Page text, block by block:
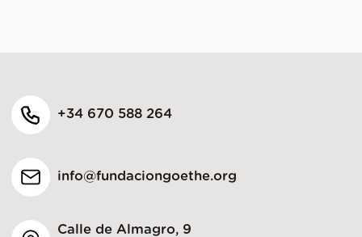
+34 670 588 264
info@fundaciongoethe.org
Calle de Almagro, 9